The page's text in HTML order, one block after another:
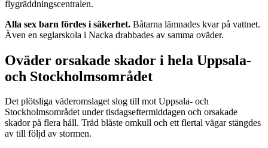
flygräddningscentralen.
Alla sex barn fördes i säkerhet. Båtarna lämnades kvar på vattnet.
Även en seglarskola i Nacka drabbades av samma oväder.
Oväder orsakade skador i hela Uppsala-
och Stockholmsområdet
Det plötsliga väderomslaget slog till mot Uppsala- och
Stockholmsområdet under tisdagseftermiddagen och orsakade
skador på flera håll. Träd blåste omkull och ett flertal vägar stängdes
av till följd av stormen.